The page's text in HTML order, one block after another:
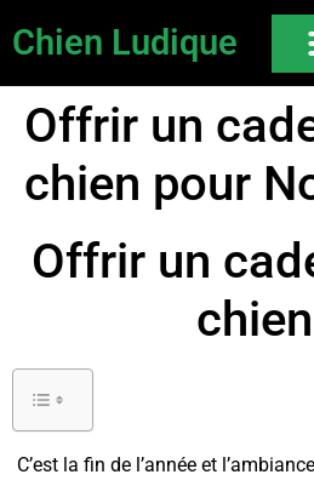
Chien Ludique
Offrir un
chien pour
Offrir un
C’est la fin de l’année et